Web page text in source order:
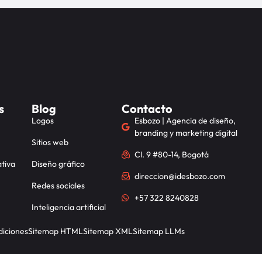
Blog
Logos
Sitios web
Diseño gráfico
Redes sociales
Inteligencia artificial
Contacto
Esbozo | Agencia de diseño,
branding y marketing digital
Cl. 9 #80-14, Bogotá
direccion@idesbozo.com
+57 322 8240828
Sitemap HTMLSitemap XMLSitemap LLMs